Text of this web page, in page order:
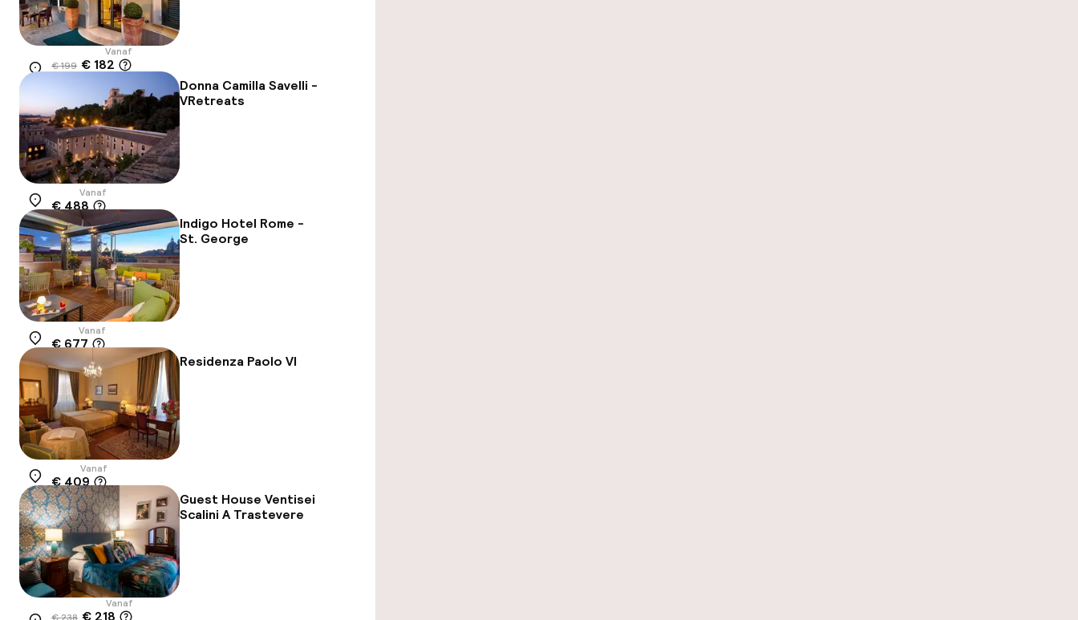
Locatie
Vanaf
€ 199 € 182
Donna Camilla Savelli -
VRetreats
Locatie
Vanaf
€ 488
Indigo Hotel Rome -
St. George
Locatie
Vanaf
€ 677
Residenza Paolo VI
Locatie
Vanaf
€ 409
Guest House Ventisei
Scalini A Trastevere
Vanaf
€ 218